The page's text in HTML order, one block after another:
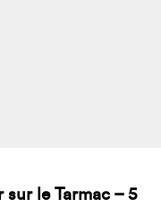
sur le Tarmac – 5